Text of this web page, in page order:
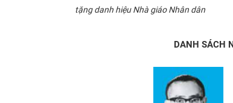
tặng danh hiệu Nhà giáo Nhân dân
DANH SÁCH